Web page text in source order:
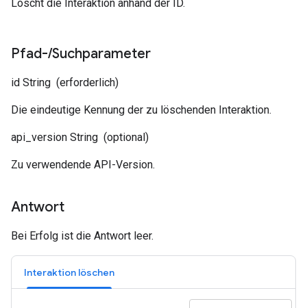
Löscht die Interaktion anhand der ID.
Pfad-/Suchparameter
id String (erforderlich)
Die eindeutige Kennung der zu löschenden Interaktion.
api_version String (optional)
Zu verwendende API-Version.
Antwort
Bei Erfolg ist die Antwort leer.
Interaktion löschen